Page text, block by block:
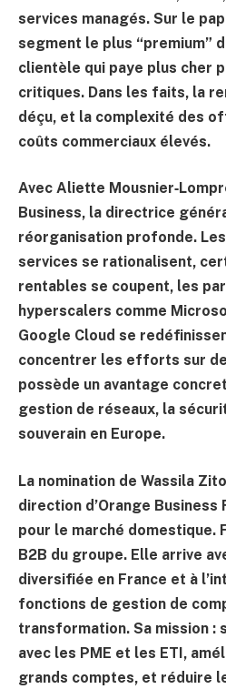
services managés. Sur le
segment le plus “premium”
clientèle qui paye plus cher
critiques. Dans les faits, la
déçu, et la complexité des
coûts commerciaux élevés.
Avec Aliette
Business, la directrice
réorganisation profonde.
services se rationalisent,
rentables se coupent, les
hyperscalers comme
Google Cloud se
concentrer les efforts sur
possède un avantage
gestion de réseaux, la
souverain en Europe.
La nomination de Wassila
direction d’Orange
pour le marché domestique.
B2B du groupe. Elle arrive
diversifiée en France et à
fonctions de gestion de
transformation. Sa mission :
avec les PME et les ETI,
grands comptes, et réduire